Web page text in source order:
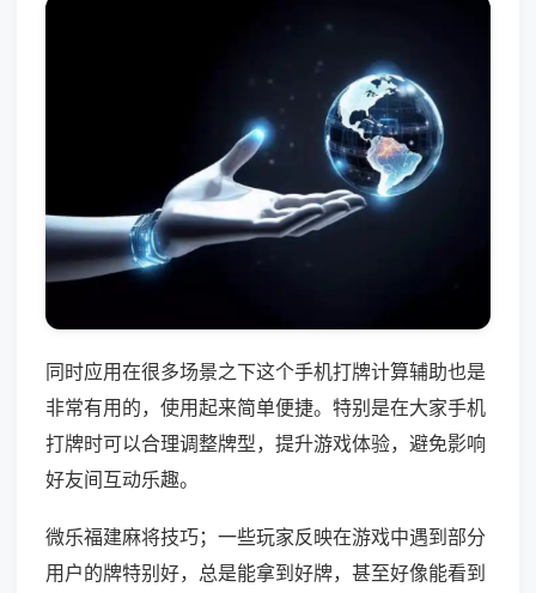
同时应用在很多场景之下这个手机打牌计算辅助也是
非常有用的，使用起来简单便捷。特别是在大家手机
打牌时可以合理调整牌型，提升游戏体验，避免影响
好友间互动乐趣。
微乐福建麻将技巧；一些玩家反映在游戏中遇到部分
用户的牌特别好，总是能拿到好牌，甚至好像能看到